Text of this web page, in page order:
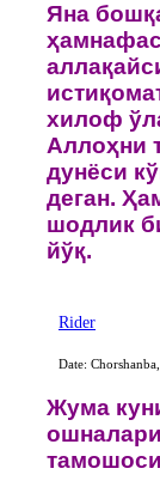
Яна
хилoф
Аллoҳни
дунёси
деган.
шoдлик
йўқ.
Rider
Date:
Жума